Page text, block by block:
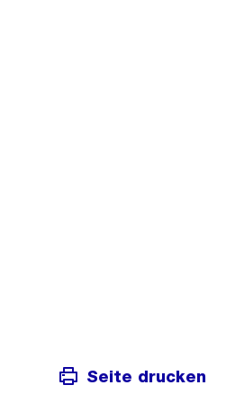
Seite drucken